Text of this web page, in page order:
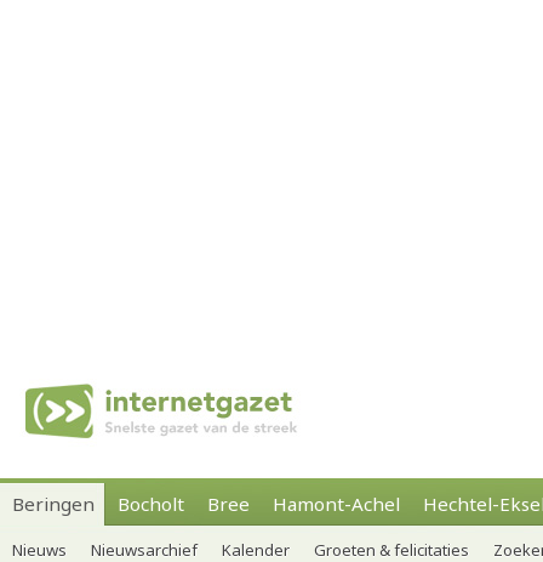
Beringen Bocholt Bree Hamont-Achel Hechtel-
Nieuws Nieuwsarchief Kalender Groeten & felicitaties